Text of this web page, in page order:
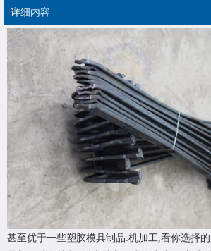
详细内容
甚至优于一些塑胶模具制品.机加工,看你选择